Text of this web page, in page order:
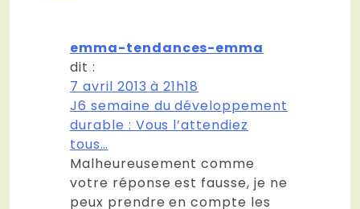
emma-tendances-emma
dit :
7 avril 2013 à 21h18
J6 semaine du développement
durable : Vous l’attendiez
tous…
Malheureusement comme
votre réponse est fausse, je ne
peux prendre en compte les